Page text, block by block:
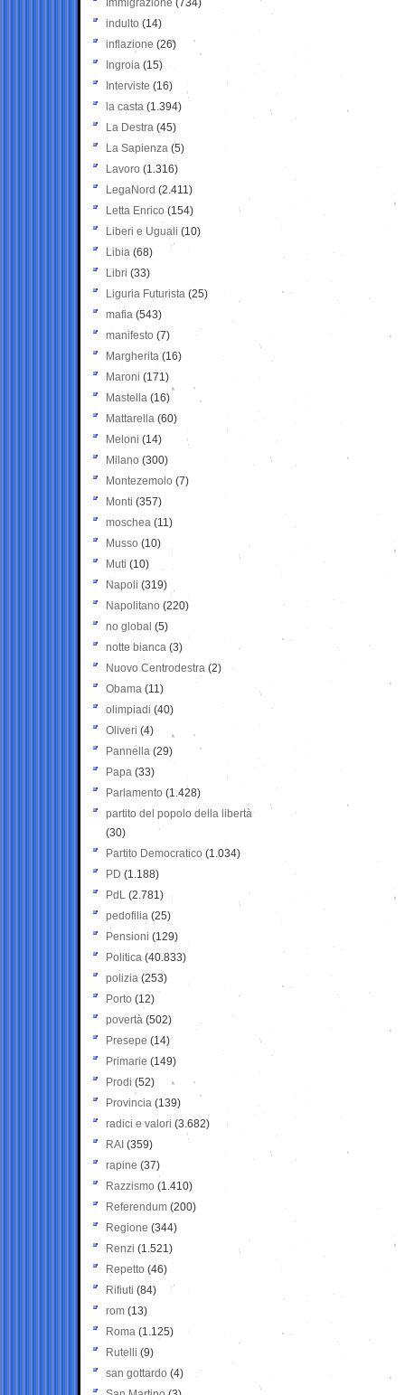
Immigrazione (734)
indulto (14)
inflazione (26)
Ingroia (15)
Interviste (16)
la casta (1.394)
La Destra (45)
La Sapienza (5)
Lavoro (1.316)
LegaNord (2.411)
Letta Enrico (154)
Liberi e Uguali (10)
Libia (68)
Libri (33)
Liguria Futurista (25)
mafia (543)
manifesto (7)
Margherita (16)
Maroni (171)
Mastella (16)
Mattarella (60)
Meloni (14)
Milano (300)
Montezemolo (7)
Monti (357)
moschea (11)
Musso (10)
Muti (10)
Napoli (319)
Napolitano (220)
no global (5)
notte bianca (3)
Nuovo Centrodestra (2)
Obama (11)
olimpiadi (40)
Oliveri (4)
Pannella (29)
Papa (33)
Parlamento (1.428)
partito del popolo della libertà
(30)
Partito Democratico (1.034)
PD (1.188)
PdL (2.781)
pedofilia (25)
Pensioni (129)
Politica (40.833)
polizia (253)
Porto (12)
povertà (502)
Presepe (14)
Primarie (149)
Prodi (52)
Provincia (139)
radici e valori (3.682)
RAI (359)
rapine (37)
Razzismo (1.410)
Referendum (200)
Regione (344)
Renzi (1.521)
Repetto (46)
Rifiuti (84)
rom (13)
Roma (1.125)
Rutelli (9)
san gottardo (4)